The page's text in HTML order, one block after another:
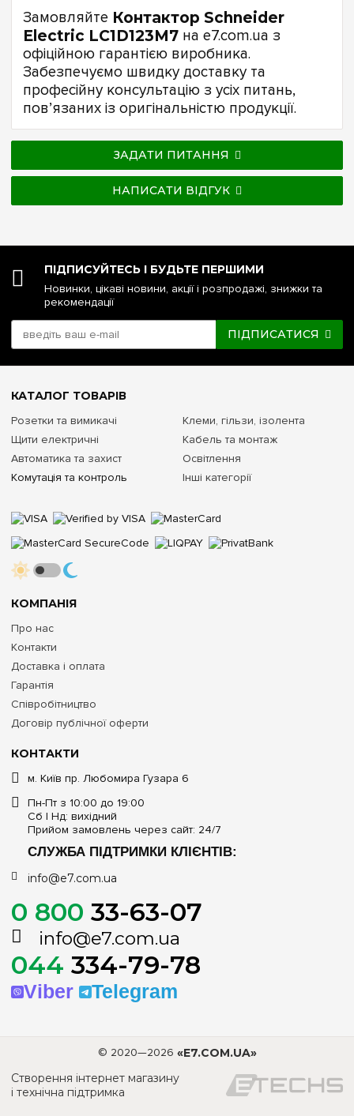
Замовляйте Контактор Schneider
Electric LC1D123M7 на e7.com.ua з
офіційною гарантією виробника.
Забезпечуємо швидку доставку та
професійну консультацію з усіх питань,
пов’язаних із оригінальністю продукції.
ЗАДАТИ ПИТАННЯ
НАПИСАТИ ВІДГУК
ПІДПИСУЙТЕСЬ І БУДЬТЕ ПЕРШИМИ
Новинки, цікаві новини, акції і розпродажі, знижки та
рекомендації
ПІДПИСАТИСЯ
КОНТАКТИ
м. Київ пр. Любомира Гузара 6
Пн-Пт з 10:00 до 19:00
Сб | Нд: вихідний
Прийом замовлень через сайт: 24/7
СЛУЖБА ПІДТРИМКИ КЛІЄНТІВ:
info@e7.com.ua
0 800 33-63-07
info@e7.com.ua
044 334-79-78
Viber Telegram
КОМПАНІЯ
Про нас
Контакти
Доставка і оплата
Гарантія
Співробітництво
Договір публічної оферти
КАТАЛОГ ТОВАРІВ
Розетки та вимикачі
Щити електричні
Автоматика та захист
Комутація та контроль
Клеми, гільзи, ізолента
Кабель та монтаж
Освітлення
Інші категорії
© 2020—2026 «E7.COM.UA»
Створення інтернет магазину
і технічна підтримка